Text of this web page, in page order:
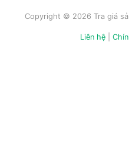
Copyright © 2026 Tra giá
Liên hệ